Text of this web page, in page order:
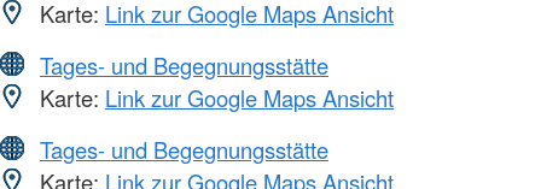
Karte: Link zur Google Maps Ansicht
Tages- und Begegnungsstätte
Karte: Link zur Google Maps Ansicht
Tages- und Begegnungsstätte
Karte: Link zur Google Maps Ansicht